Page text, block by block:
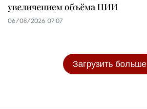
увеличением объёма ПИИ
06/08/2026 07:07
Загрузить больше